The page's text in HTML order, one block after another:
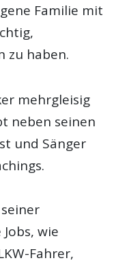
Familie mit
zu haben.
mehrgleisig
neben seinen
und Sänger
wie
Fahrer,